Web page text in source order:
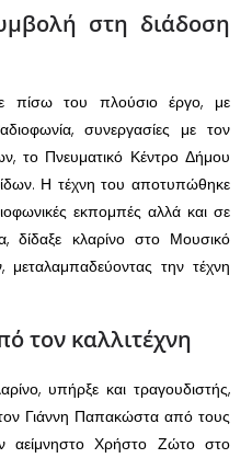
στη διάδοση
πίσω του πλούσιο έργο, με
συνεργασίες με τον
το Πνευματικό Κέντρο Δήμου
Η τέχνη του αποτυπώθηκε
εκπομπές αλλά και σε
δίδαξε κλαρίνο στο Μουσικό
μεταλαμπαδεύοντας την τέχνη
τον καλλιτέχνη
υπήρξε και τραγουδιστής,
Γιάννη Παπακώστα από τους
αείμνηστο Χρήστο Ζώτο στο